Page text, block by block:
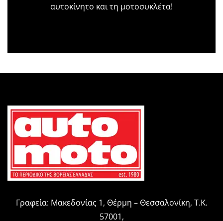
αυτοκίνητο και τη μοτοσυκλέτα!
Γραφεία: Μακεδονίας 1, Θέρμη – Θεσσαλονίκη, Τ.Κ.
57001,